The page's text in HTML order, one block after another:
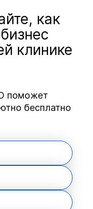
как
клинике
поможет
бесплатно